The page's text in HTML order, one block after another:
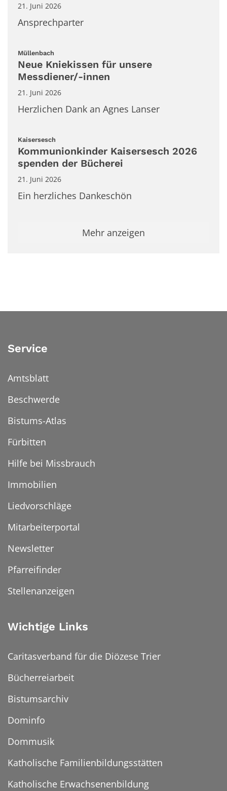
21. Juni 2026
Ansprechparter
Müllenbach
Neue Kniekissen für unsere
Messdiener/-innen
21. Juni 2026
Herzlichen Dank an Agnes Lanser
Kaisersesch
Kommunionkinder Kaisersesch 2026
spenden der Bücherei
21. Juni 2026
Ein herzliches Dankeschön
Mehr anzeigen
Service
Amtsblatt
Beschwerde
Bistums-Atlas
Fürbitten
Hilfe bei Missbrauch
Immobilien
Liedvorschläge
Mitarbeiterportal
Newsletter
Pfarreifinder
Stellenanzeigen
Wichtige Links
Caritasverband für die Diözese Trier
Bücherreiarbeit
Bistumsarchiv
Dominfo
Dommusik
Katholische Familienbildungsstätten
Katholische Erwachsenenbildung